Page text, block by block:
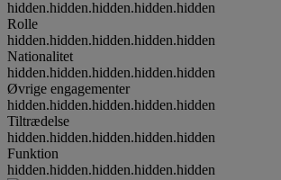
hidden.hidden.hidden.hidden.hidden
Rolle
hidden.hidden.hidden.hidden.hidden
Nationalitet
hidden.hidden.hidden.hidden.hidden
Øvrige engagementer
hidden.hidden.hidden.hidden.hidden
Tiltrædelse
hidden.hidden.hidden.hidden.hidden
Funktion
hidden.hidden.hidden.hidden.hidden